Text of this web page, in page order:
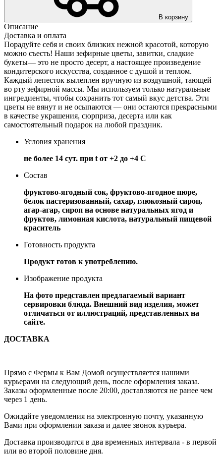
В корзину
Описание
Доставка и оплата
Порадуйте себя и своих близких нежной красотой, которую
можно съесть! Наши зефирные цветы, завитки, сладкие
букеты— это не просто десерт, а настоящее произведение
кондитерского искусства, созданное с душой и теплом.
Каждый лепесток вылеплен вручную из воздушной, тающей
во рту зефирной массы. Мы используем только натуральные
ингредиенты, чтобы сохранить тот самый вкус детства. Эти
цветы не вянут и не осыпаются — они остаются прекрасными
в качестве украшения, сюрприза, десерта или как
самостоятельный подарок на любой праздник.
Условия хранения
не более 14 сут. при t от +2 до +4 С
Состав
фруктово-ягодный сок, фруктово-ягодное пюре,
белок пастеризованный, сахар, глюкозный сироп,
агар-агар, сироп на основе натуральных ягод и
фруктов, лимонная кислота, натуральный пищевой
краситель
Готовность продукта
Продукт готов к употреблению.
Изображение продукта
На фото представлен предлагаемый вариант
сервировки блюда. Внешний вид изделия, может
отличаться от иллюстраций, представленных на
сайте.
ДОСТАВКА
Прямо с Фермы к Вам Домой осуществляется нашими
курьерами на следующий день, после оформления заказа.
Заказы оформленные после 20:00, доставляются не ранее чем
через 1 день.
Ожидайте уведомления на электронную почту, указанную
Вами при оформлении заказа и далее звонок курьера.
Доставка производится в два временных интервала - в первой
или во второй половине дня.